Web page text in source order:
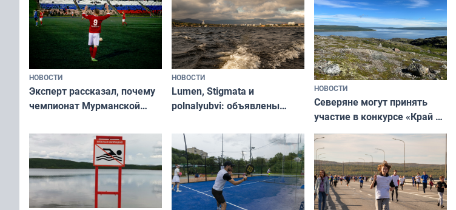
НОВОСТИ
Эксперт рассказал, почему
чемпионат Мурманской
незамеченным
НОВОСТИ
Lumen, Stigmata и
polnalyubvi: объявлены
«Имандра» в 2026 года
НОВОСТИ
Северяне могут принять
участие в конкурсе «Край у
северной границы: фотогид
по Печенгскому округу»